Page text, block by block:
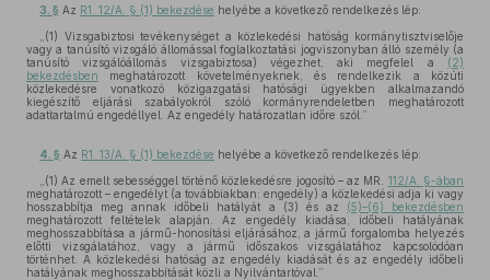
3. § Az R1. 12/A. § (1) bekezdése helyébe a következő rendelkezés lép:
„(1) Vizsgabiztosi tevékenységet a közlekedési hatóság kormánytisztviselője
vagy a tanúsító vizsgáló állomással foglalkoztatási jogviszonyban álló személy (a
tanúsító vizsgálóállomás vizsgabiztosa) végezhet, aki megfelel a (2)
bekezdésben meghatározott követelményeknek, és rendelkezik a közúti
közlekedésre vonatkozó közigazgatási hatósági ügyekben alkalmazandó
kiegészítő eljárási szabályokról szóló kormányrendeletben meghatározott
adattartalmú engedéllyel. Az engedély határozatlan időre szól.”
4. § Az R1. 13/A. § (1) bekezdése helyébe a következő rendelkezés lép:
„(1) Az emelt sebességgel történő közlekedésre jogosító – az MR. 112/A. §-ában
meghatározott – engedélyt (a továbbiakban: engedély) a közlekedési adja ki vagy
hosszabbítja meg annak időbeli hatályát a (3) és az (5)–(6) bekezdésben
meghatározott feltételek alapján. Az engedély kiadása, időbeli hatályának
meghosszabbítása a jármű-honosítási eljárásához, a jármű forgalomba helyezés
előtti vizsgálatához, vagy a jármű időszakos vizsgálatához kapcsolódóan
történhet. A közlekedési hatóság az engedély kiadását és az engedély időbeli
hatályának meghosszabbítását közli a Nyilvántartóval.”